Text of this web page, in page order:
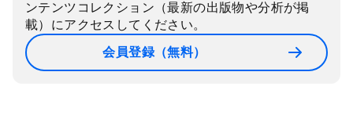
ンテンツコレクション（最新の出版物や分析が掲
載）にアクセスしてください。
会員登録（無料）